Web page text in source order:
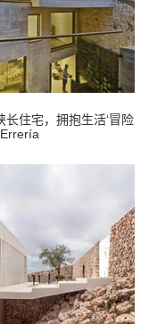
长住宅，拥抱生活‘冒险